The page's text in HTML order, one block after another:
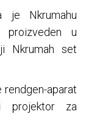
je Nkrumahu
proizveden u
Nkrumah set
aparat
projektor za